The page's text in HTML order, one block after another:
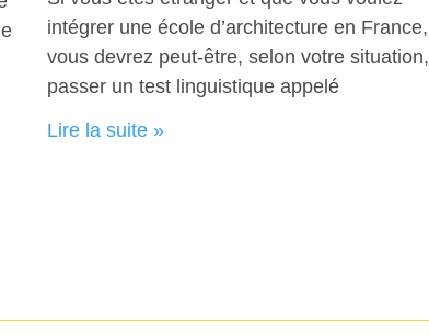
intégrer une école d’architecture en France,
vous devrez peut-être, selon votre situation,
passer un test linguistique appelé
Lire la suite »